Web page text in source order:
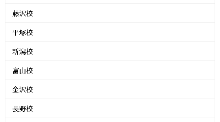
藤沢校
平塚校
新潟校
富山校
金沢校
長野校